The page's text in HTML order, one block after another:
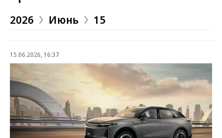
2026 Июнь 15
15.06.2026, 16:37